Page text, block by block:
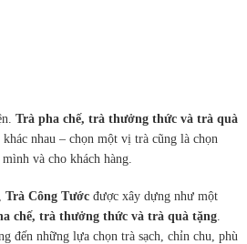
Trà pha chế, trà thưởng thức và trà quà
nhau – chọn một vị trà cũng là chọn
và cho khách hàng.
Trà Công Tướcđược xây dựng như một
chế, trà thưởng thức và trà quà tặng.
đến những lựa chọn trà sạch, chỉn chu, phù